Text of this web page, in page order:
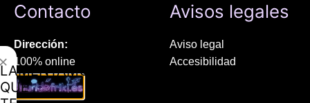
Contacto
Dirección:
100% online
Manresa (08241), Barcelona
Avisos legales
Aviso legal
Accesibilidad
LAMENTAMOS
QUE